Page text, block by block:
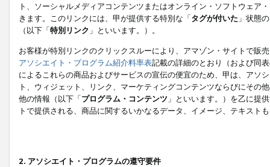
ト、ソーシャルメディアコンテンツまたはオンライン・ソフトウェア
きます。このリンクには、甲が提供する特別な「タグが付いた 」状態
（以下「特別リンク 」といいます。）。
お客様が特別リンクのクリックスルーにより、アマゾン・サイトで販
アソシエイト・プログラム紹介料率表記載の詳細のとおり（および同
によるこれらの商品およびサービスの宣伝の便宜のため、甲は、アソ
ト、ウィジェット、リンク、マーケティングコンテンツならびにその
他の情報（以下「プログラム・コンテンツ 」といいます。）を乙に提
トで提供される、商品に関するいかなるデータ、イメージ、テキス
2. アソシエイト・プログラムの遵守要件